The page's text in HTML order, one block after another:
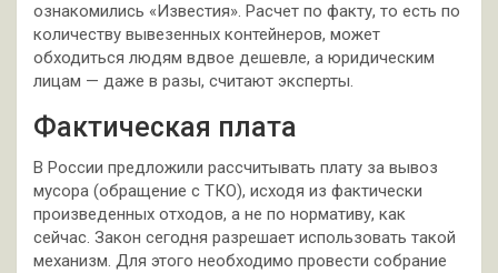
ознакомились «Известия». Расчет по факту, то есть по
количеству вывезенных контейнеров, может
обходиться людям вдвое дешевле, а юридическим
лицам — даже в разы, считают эксперты.
Фактическая плата
В России предложили рассчитывать плату за вывоз
мусора (обращение с ТКО), исходя из фактически
произведенных отходов, а не по нормативу, как
сейчас. Закон сегодня разрешает использовать такой
механизм. Для этого необходимо провести собрание